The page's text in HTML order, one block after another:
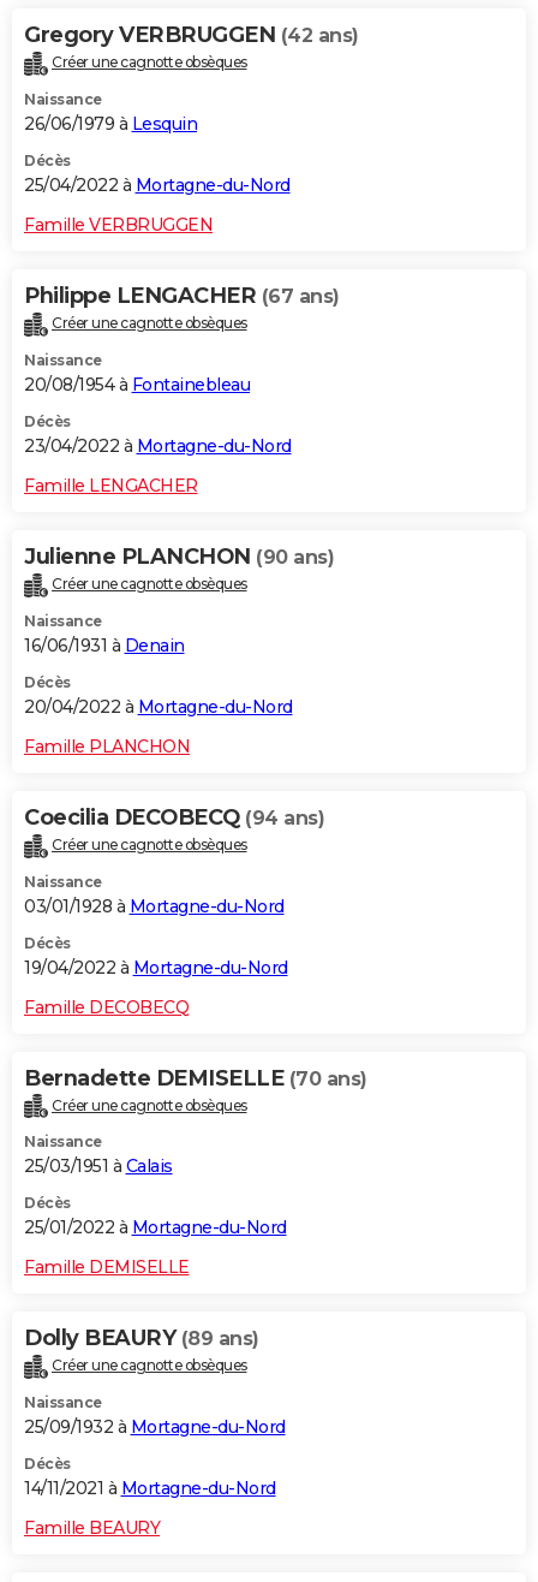
Gregory VERBRUGGEN (42 ans)
Créer une cagnotte obsèques
Naissance
26/06/1979 à Lesquin
Décès
25/04/2022 à Mortagne-du-Nord
Famille VERBRUGGEN
Philippe LENGACHER (67 ans)
Créer une cagnotte obsèques
Naissance
20/08/1954 à Fontainebleau
Décès
23/04/2022 à Mortagne-du-Nord
Famille LENGACHER
Julienne PLANCHON (90 ans)
Créer une cagnotte obsèques
Naissance
16/06/1931 à Denain
Décès
20/04/2022 à Mortagne-du-Nord
Famille PLANCHON
Coecilia DECOBECQ (94 ans)
Créer une cagnotte obsèques
Naissance
03/01/1928 à Mortagne-du-Nord
Décès
19/04/2022 à Mortagne-du-Nord
Famille DECOBECQ
Bernadette DEMISELLE (70 ans)
Créer une cagnotte obsèques
Naissance
25/03/1951 à Calais
Décès
25/01/2022 à Mortagne-du-Nord
Famille DEMISELLE
Dolly BEAURY (89 ans)
Créer une cagnotte obsèques
Naissance
25/09/1932 à Mortagne-du-Nord
Décès
14/11/2021 à Mortagne-du-Nord
Famille BEAURY